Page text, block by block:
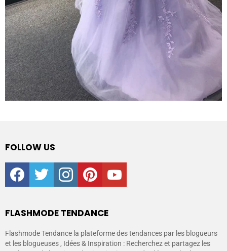
FOLLOW US
facebooktwitter instagrampinterestyoutube
FLASHMODE TENDANCE
Flashmode Tendance la plateforme des tendances par les blogueurs
et les blogueuses , Idées & Inspiration : Recherchez et partagez les